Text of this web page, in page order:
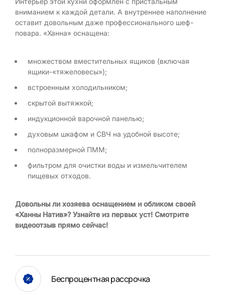
вниманием к каждой детали. А внутреннее наполнение
оставит довольным даже профессионального шеф-
повара. «Ханна» оснащена:
множеством вместительных ящиков (включая
ящики-«тяжеловесы»);
встроенным холодильником;
скрытой вытяжкой;
индукционной варочной панелью;
духовым шкафом и СВЧ на удобной высоте;
полноразмерной ПММ;
фильтром для очистки воды и измельчителем
пищевых отходов.
Довольны ли хозяева оснащением и обликом своей
«Ханны Натив»? Узнайте из первых уст! Смотрите
видеоотзыв прямо сейчас!
Беспроцентная рассрочка